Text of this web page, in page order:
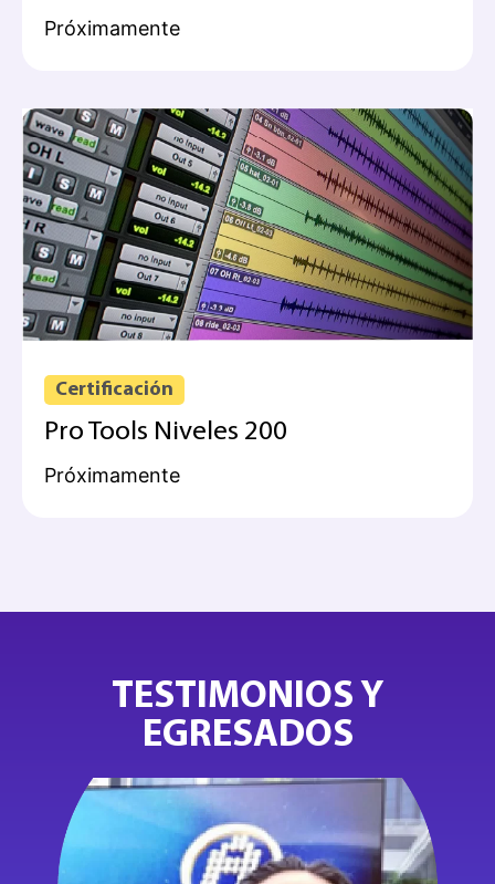
Próximamente
Certificación
Pro Tools Niveles 200
Próximamente
TESTIMONIOS Y
EGRESADOS